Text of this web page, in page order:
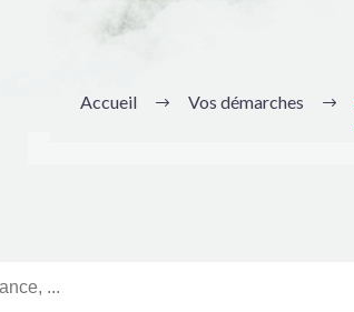
Accueil Vos démarches